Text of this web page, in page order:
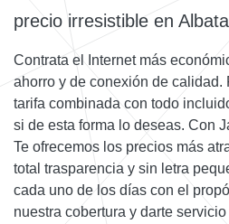
precio irresistible en
Contrata el Internet más
ahorro y de conexión de calidad.
tarifa combinada con todo
si de esta forma lo deseas. Con
Te ofrecemos los precios más
total trasparencia y sin letra
cada uno de los días con el
nuestra cobertura y darte